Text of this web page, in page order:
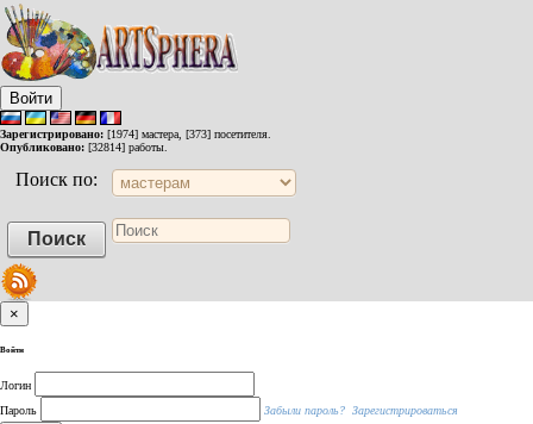
Войти
Зарегистрировано: [1974] мастера, [373] посетителя.
Опубликовано: [32814] работы.
Поиск по:
×
Войти
Логин
Пароль
Забыли пароль? Зарегистрироваться